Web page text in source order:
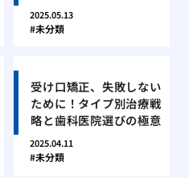
2025.05.13
未分類
受け口矯正、失敗しない
ために！タイプ別治療戦
略と歯科医院選びの極意
2025.04.11
未分類